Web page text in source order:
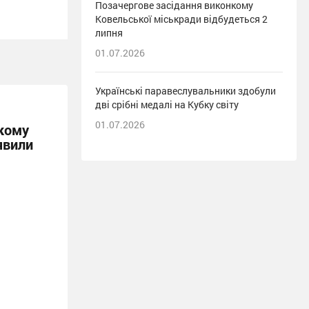
Позачергове засідання виконкому
Ковельської міськради відбудеться 2
липня
01.07.2026
Українські паравеслувальники здобули
дві срібні медалі на Кубку світу
01.07.2026